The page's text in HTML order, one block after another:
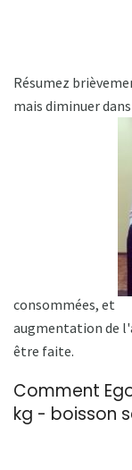
Résumez
mais diminuer
consommées, et
augmentation de
être faite.
Comment
kg - boisson